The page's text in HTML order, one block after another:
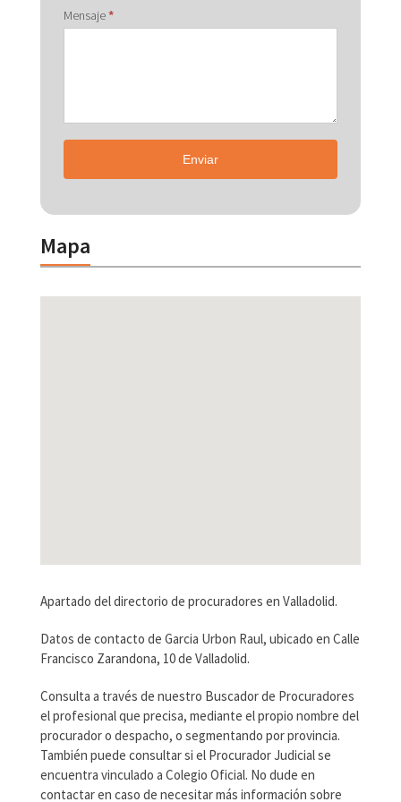
Mensaje*
Enviar
Mapa
Apartado del directorio de procuradores en Valladolid.
Datos de contacto de Garcia Urbon Raul, ubicado en Calle
Francisco Zarandona, 10 de Valladolid.
Consulta a través de nuestro Buscador de Procuradores
el profesional que precisa, mediante el propio nombre del
procurador o despacho, o segmentando por provincia.
También puede consultar si el Procurador Judicial se
encuentra vinculado a Colegio Oficial. No dude en
contactar en caso de necesitar más información sobre